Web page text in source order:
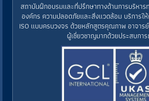
สถาบันฝึกอบรมและที่ปรึกษาทางด้านการบริหา
องค์กร ความปลอดภัยและสิ่งแวดล้อม บริการใ
ISO แบบครบวงจร ด้วยหลักสูตรคุณภาพ อาจา
ผู้เชี่ยวชาญมากด้วยประสบกา